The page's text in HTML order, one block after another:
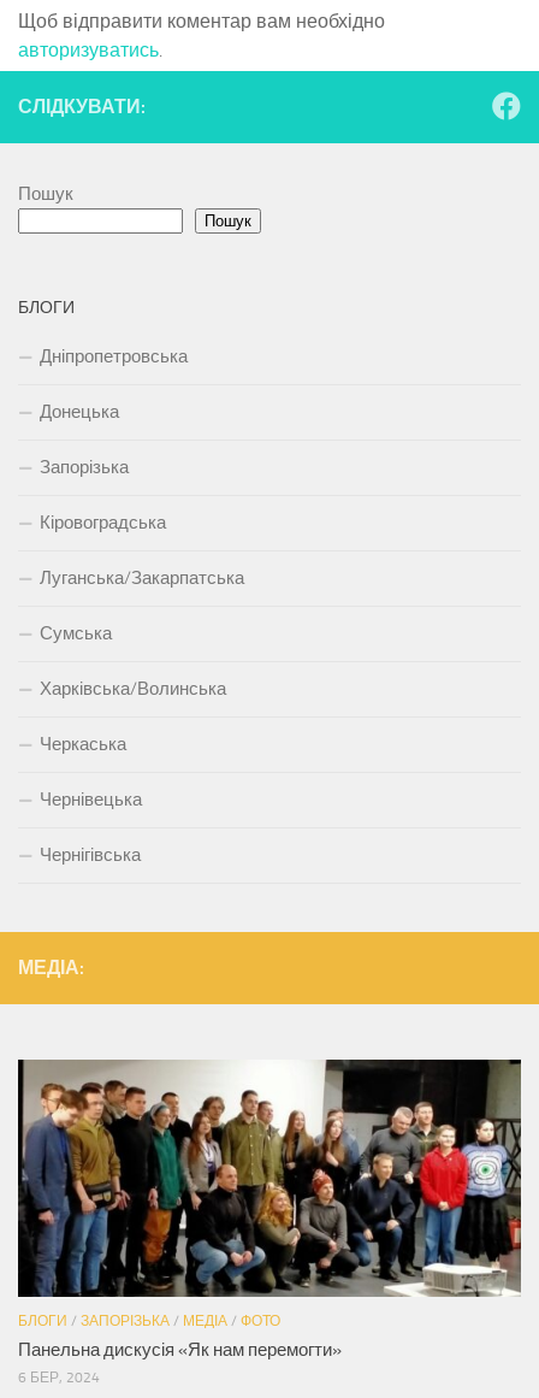
Щоб відправити коментар вам необхідно
авторизуватись.
СЛІДКУВАТИ:
Пошук
Пошук
БЛОГИ
Дніпропетровська
Донецька
Запорізька
Кіровоградська
Луганська/Закарпатська
Сумська
Харківська/Волинська
Черкаська
Чернівецька
Чернігівська
МЕДІА:
БЛОГИ / ЗАПОРІЗЬКА / МЕДІА / ФОТО
Панельна дискусія «Як нам перемогти»
6 БЕР, 2024